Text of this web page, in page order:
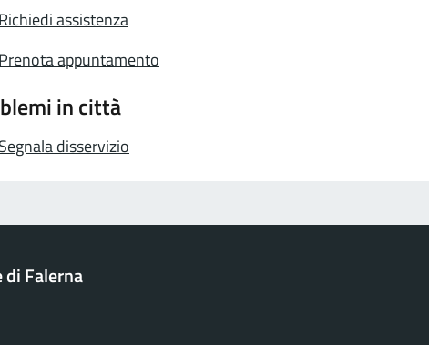
Richiedi assistenza
Prenota appuntamento
in città
Segnala disservizio
di Falerna